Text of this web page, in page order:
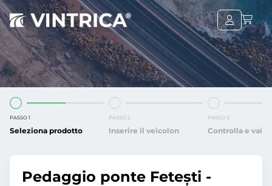
PASSO 1
Seleziona prodotto
PASSO 2
Inserire il veicolon
PASSO 3
Controlla e vai
Pedaggio ponte Fetești -